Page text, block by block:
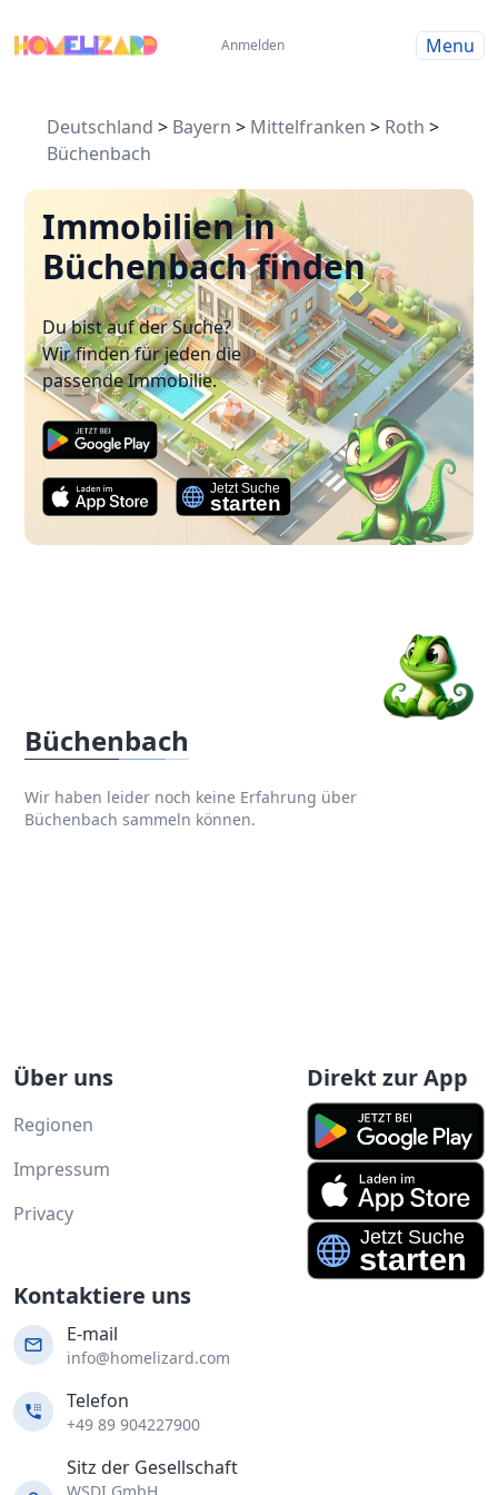
Anmelden Menu
Deutschland > Bayern > Mittelfranken > Roth >
Büchenbach
Immobilien in
Büchenbach finden
Du bist auf der Suche?
Wir finden für jeden die
passende Immobilie.
Büchenbach
Wir haben leider noch keine Erfahrung über
Büchenbach sammeln können.
Über uns
Regionen
Impressum
Privacy
Direkt zur App
Kontaktiere uns
E-mail
info@homelizard.com
Telefon
+49 89 904227900
Sitz der Gesellschaft